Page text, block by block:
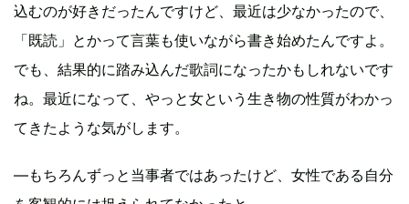
込むのが好きだったんですけど、最近は少なかったので、
「既読」とかって言葉も使いながら書き始めたんですよ。
でも、結果的に踏み込んだ歌詞になったかもしれないです
ね。最近になって、やっと女という生き物の性質がわかっ
てきたような気がします。
―もちろんずっと当事者ではあったけど、女性である自分